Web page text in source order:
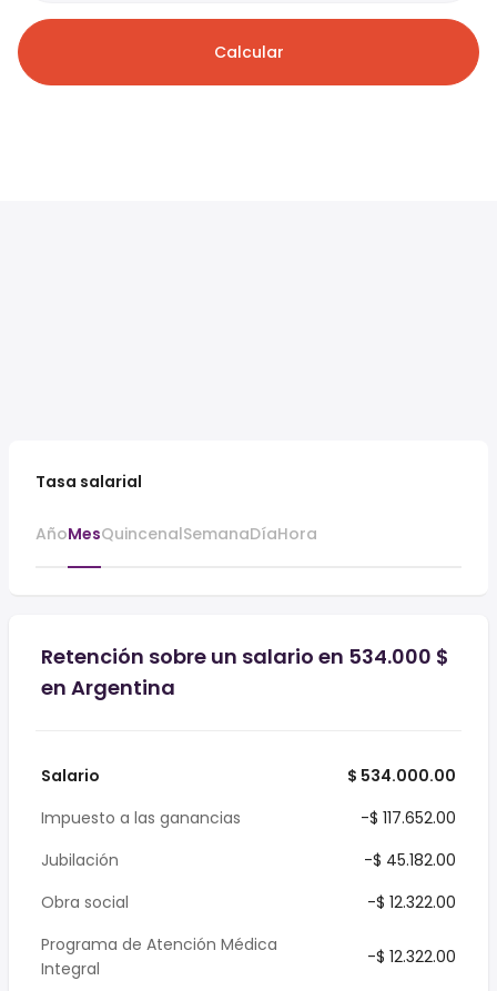
Calcular
Tasa salarial
AñoMesQuincenalSemanaDíaHora
Retención sobre un salario en 534.000 $
en Argentina
Salario
$ 534.000.00
Impuesto a las ganancias
-$ 117.652.00
Jubilación
-$ 45.182.00
Obra social
-$ 12.322.00
Programa de Atención Médica
Integral
-$ 12.322.00